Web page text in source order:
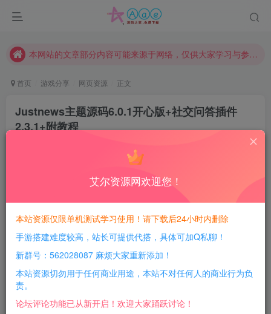
现在赞助会员享受专属折扣，详情点击此条公告。
本网站的文章部分内容可能来源于网络，仅供大家学习与参考，如有侵权，请联系站长QQ466107887进行删除处理。
首页 游戏分享 网页资源 正文
Justnews主题源码6.0.1开心版+社交问答插件
2.3.1+附教程
每日活跃最高可获得600积分！所有资源可以使用
积分免费兑换！
简介：
教程
艾尔资源网欢迎您！
本站资源仅限单机测试学习使用！请下载后24小时内删除
手游搭建难度较高，站长可提供代搭，具体可加Q私聊！
新群号：562028087 麻烦大家重新添加！
本站资源切勿用于任何商业用途，本站不对任何人的商业行为负
责。
论坛评论功能已从新开启！欢迎大家踊跃讨论！